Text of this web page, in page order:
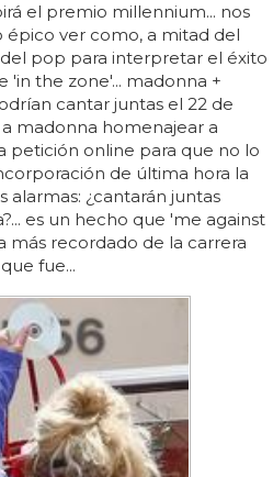
el premio millennium... nos
ver como, a mitad del
pop para interpretar el éxito
'in the zone'... madonna +
cantar juntas el 22 de
madonna homenajear a
petición online para que no lo
de última hora la
alarmas: ¿cantarán juntas
es un hecho que 'me against
más recordado de la carrera
fue...